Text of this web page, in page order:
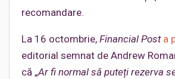
recomandare.
La 16 octombrie, Financial Post a
editorial semnat de Andrew
că „Ar fi normal să puteți rezerva